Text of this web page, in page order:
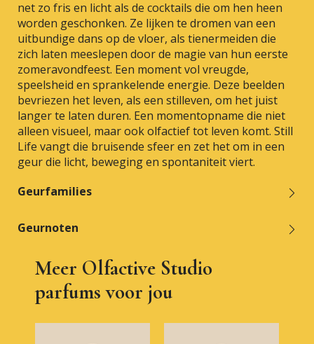
net zo fris en licht als de cocktails die om hen heen
worden geschonken. Ze lijken te dromen van een
uitbundige dans op de vloer, als tienermeiden die
zich laten meeslepen door de magie van hun eerste
zomeravondfeest. Een moment vol vreugde,
speelsheid en sprankelende energie. Deze beelden
bevriezen het leven, als een stilleven, om het juist
langer te laten duren. Een momentopname die niet
alleen visueel, maar ook olfactief tot leven komt. Still
Life vangt die bruisende sfeer en zet het om in een
geur die licht, beweging en spontaniteit viert.
Geurfamilies
Geurnoten
Meer Olfactive Studio
parfums voor jou